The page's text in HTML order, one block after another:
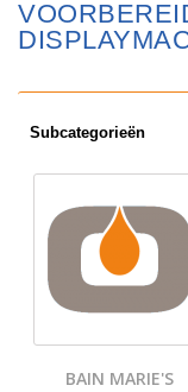
Subcategorieën
BAIN MARIE'S